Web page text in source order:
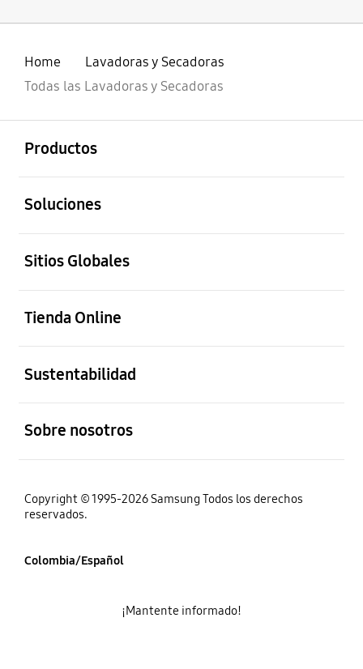
Home
Lavadoras y Secadoras
Todas las Lavadoras y Secadoras
Productos
Soluciones
Sitios Globales
Tienda Online
Sustentabilidad
Sobre nosotros
Copyright © 1995-2026 Samsung Todos los derechos
reservados.
Colombia/Español
¡Mantente informado!